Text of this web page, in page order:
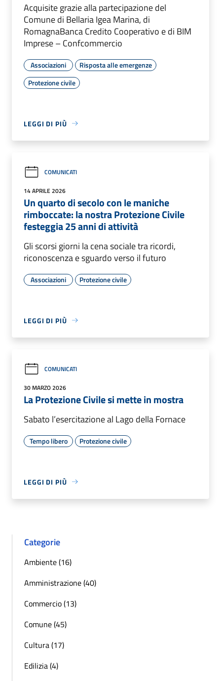
Acquisite grazie alla partecipazione del
Comune di Bellaria Igea Marina, di
RomagnaBanca Credito Cooperativo e di BIM
Imprese – Confcommercio
Associazioni
Risposta alle emergenze
Protezione civile
LEGGI DI PIÙ
COMUNICATI
14 APRILE 2026
Un quarto di secolo con le maniche
rimboccate: la nostra Protezione Civile
festeggia 25 anni di attività
Gli scorsi giorni la cena sociale tra ricordi,
riconoscenza e sguardo verso il futuro
Associazioni Protezione civile
LEGGI DI PIÙ
COMUNICATI
30 MARZO 2026
La Protezione Civile si mette in mostra
Sabato l’esercitazione al Lago della Fornace
Tempo libero Protezione civile
LEGGI DI PIÙ
Categorie
Ambiente (16)
Amministrazione (40)
Commercio (13)
Comune (45)
Cultura (17)
Edilizia (4)